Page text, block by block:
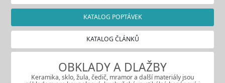
KATALOG POPTÁVEK
KATALOG ČLÁNKŮ
OBKLADY A DLAŽBY
Keramika, sklo, žula, čedič, mramor a další materiály jsou